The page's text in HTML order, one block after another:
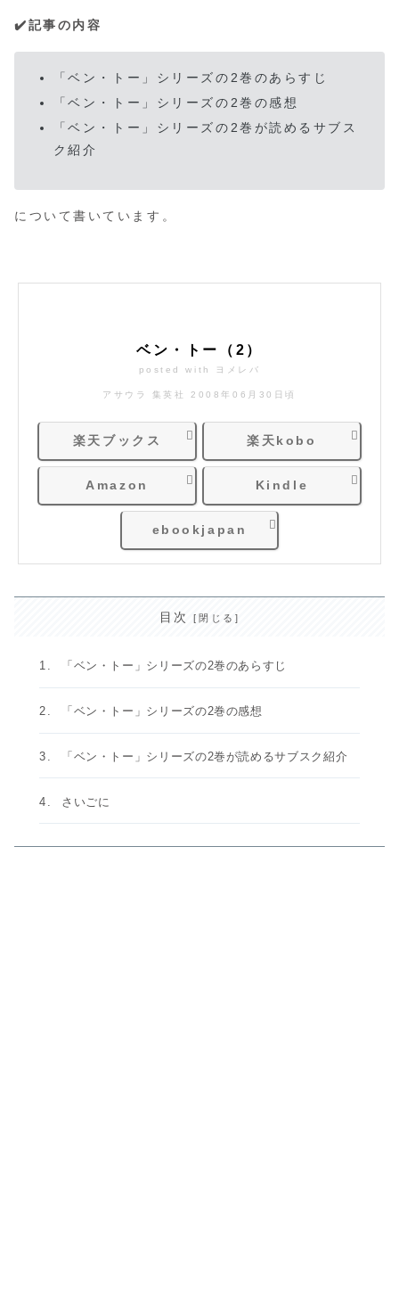
✔️記事の内容
「ベン・トー」シリーズの2巻のあらすじ
「ベン・トー」シリーズの2巻の感想
「ベン・トー」シリーズの2巻が読めるサブス
ク紹介
について書いています。
ベン・トー（2）
posted with ヨメレバ
アサウラ 集英社 2008年06月30日頃
楽天ブックス 楽天kobo
Amazon Kindle
ebookjapan
目次
「ベン・トー」シリーズの2巻のあらすじ
「ベン・トー」シリーズの2巻の感想
「ベン・トー」シリーズの2巻が読めるサブスク紹介
さいごに